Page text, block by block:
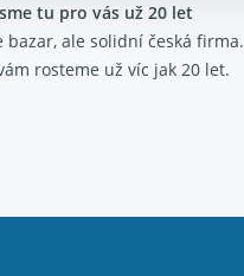
tu pro vás už 20 let
bazar, ale solidní česká firma.
rosteme už víc jak 20 let.